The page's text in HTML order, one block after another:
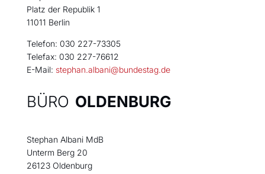
Platz der Republik 1
11011 Berlin
Telefon: 030 227-73305
Telefax: 030 227-76612
E-Mail: stephan.albani@bundestag.de
BÜRO OLDENBURG
Stephan Albani MdB
Unterm Berg 20
26123 Oldenburg